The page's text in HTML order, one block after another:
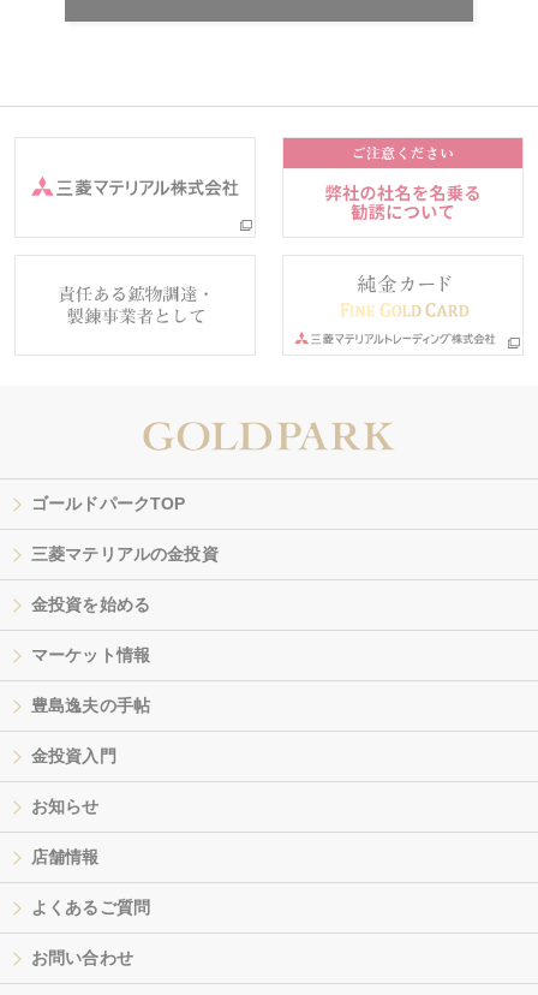
ゴールドパークTOP
三菱マテリアルの金投資
金投資を始める
マーケット情報
豊島逸夫の手帖
金投資入門
お知らせ
店舗情報
よくあるご質問
お問い合わせ